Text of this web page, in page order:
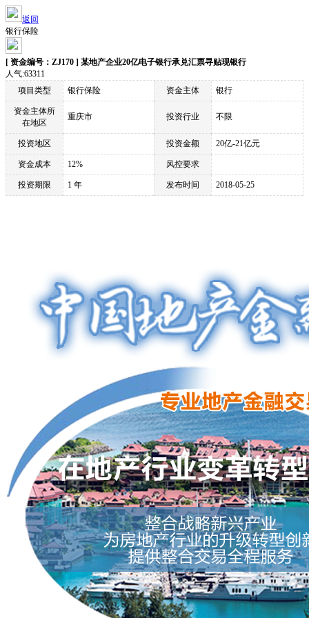
返回
银行保险
[ 资金编号：ZJ170 ] 某地产企业20亿电子银行承兑汇票寻贴现银行
人气:63311
项目类型
银行保险 资金主体 银行
资金主体所
在地区
重庆市 投资行业 不限
投资地区 投资金额 20亿-21亿元
资金成本 12% 风控要求
投资期限 1 年 发布时间 2018-05-25